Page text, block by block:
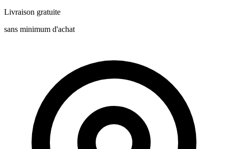
Livraison gratuite
sans minimum d'achat